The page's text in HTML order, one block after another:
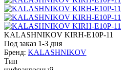
KALASHNIKOV KIRH-E10P-11
Под заказ 1-3 дня
Бренд: KALASHNIKOV
Тип